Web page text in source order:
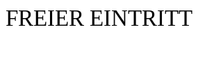
FREIER EINTRITT